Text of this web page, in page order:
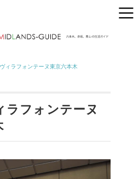
ィラフォンテーヌ東京六本木
ラフォンテーヌ